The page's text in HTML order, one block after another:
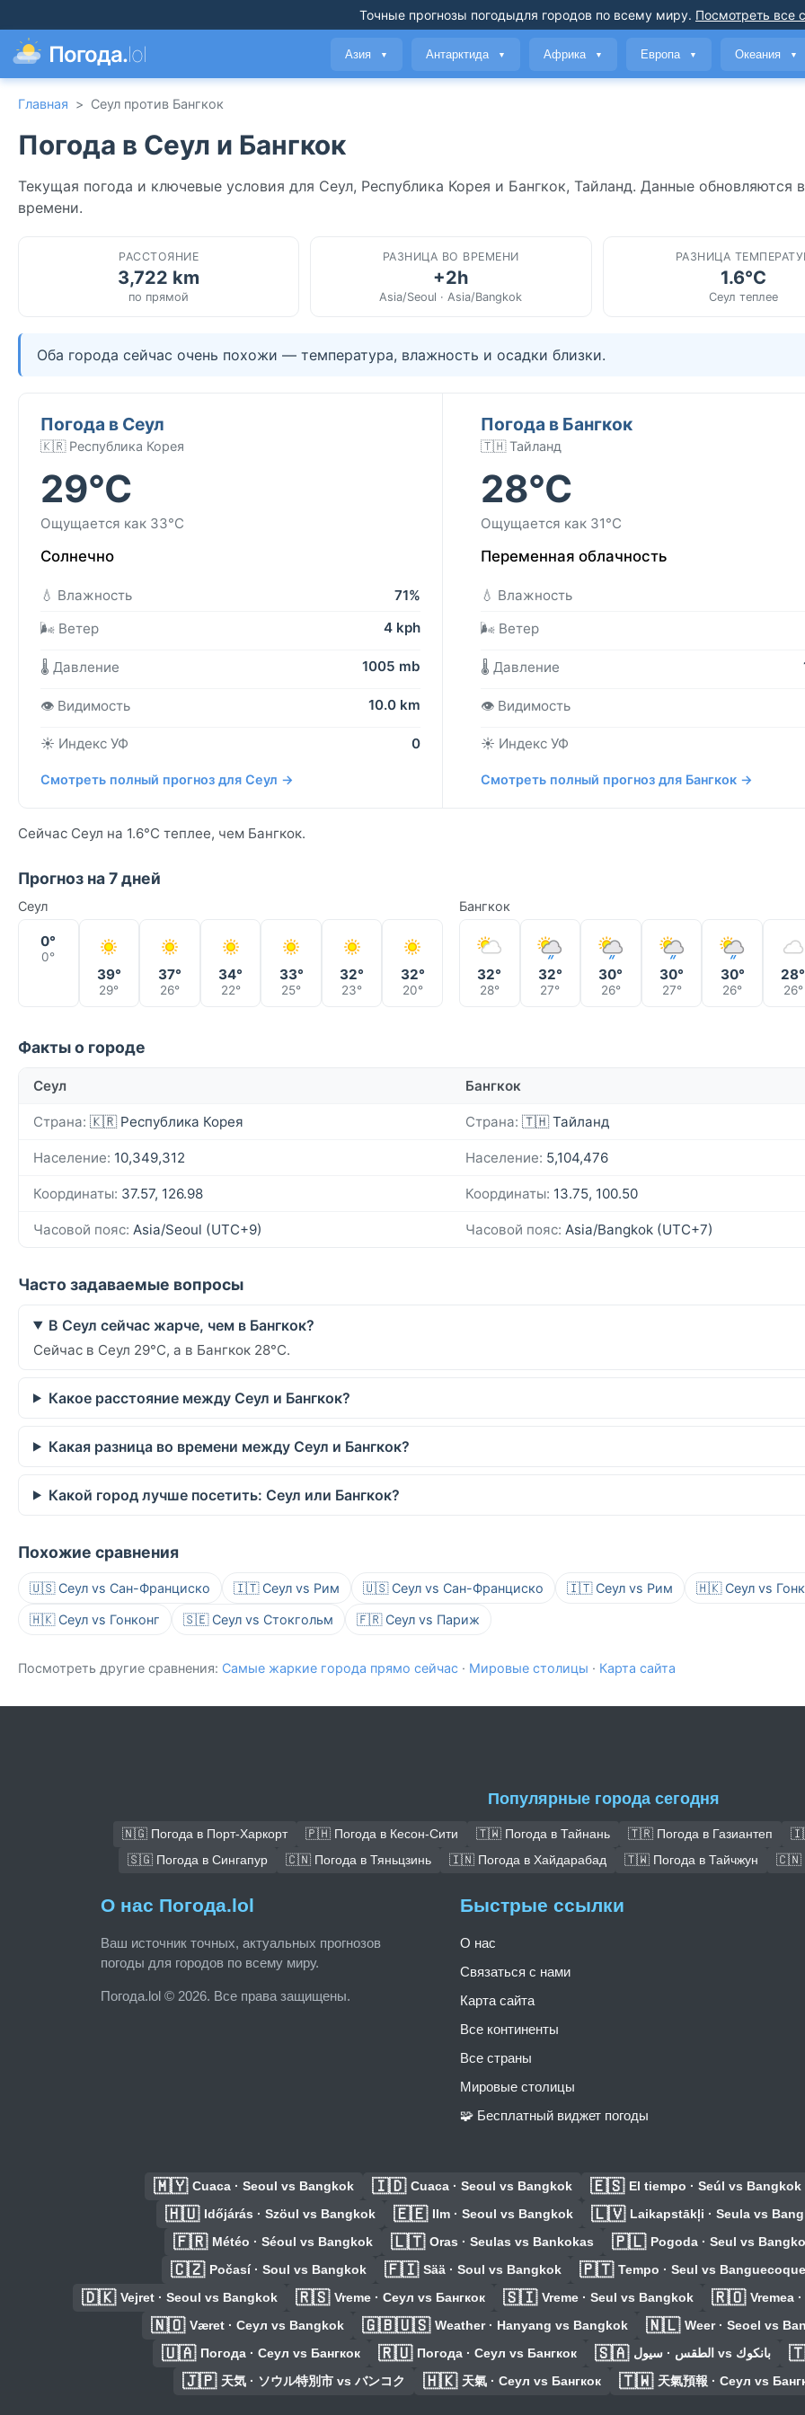
Точные прогнозы погодыдля городов по всему миру. Посмотреть все
Погода.lol Азия ▼ Антарктида ▼ Африка ▼ Европа ▼ Океания ▼
Главная > Сеул против Бангкок
Погода в Сеул и Бангкок
Текущая погода и ключевые условия для Сеул, Республика Корея и Бангкок, Тайланд. Данные обновляются
времени.
РАССТОЯНИЕ
3,722 km
по прямой
РАЗНИЦА ВО ВРЕМЕНИ
+2h
Asia/Seoul · Asia/Bangkok
РАЗНИЦА
1.6°C
Сеул теплее
Оба города сейчас очень похожи — температура, влажность и осадки близки.
Погода в Сеул
🇰🇷 Республика Корея
29°C
Ощущается как 33°C
Солнечно
💧 Влажность
71%
🌬️ Ветер
4 kph
🌡️ Давление 1005 mb
👁️ Видимость 10.0 km
☀️ Индекс УФ 0
Смотреть полный прогноз для Сеул →
Погода в Бангкок
🇹🇭 Тайланд
28°C
Ощущается как 31°C
Переменная облачность
💧 Влажность
🌬️ Ветер
🌡️ Давление
👁️ Видимость
☀️ Индекс УФ
Смотреть полный прогноз для Бангкок →
Сейчас Сеул на 1.6°C теплее, чем Бангкок.
Прогноз на 7 дней
Сеул
0°
0°
39°
29°
37°
26°
34°
22°
33°
25°
32°
23°
32°
20°
Бангкок
32°
28°
32°
27°
30°
26°
30°
27°
30°
26°
28°
26°
Факты о городе
Сеул Бангкок
Страна: 🇰🇷 Республика Корея Страна: 🇹🇭 Тайланд
Население: 10,349,312 Население: 5,104,476
Координаты: 37.57, 126.98 Координаты: 13.75, 100.50
Часовой пояс: Asia/Seoul (UTC+9) Часовой пояс: Asia/Bangkok (UTC+7)
Часто задаваемые вопросы
В Сеул сейчас жарче, чем в Бангкок?
Сейчас в Сеул 29°C, а в Бангкок 28°C.
Какое расстояние между Сеул и Бангкок?
Какая разница во времени между Сеул и Бангкок?
Какой город лучше посетить: Сеул или Бангкок?
Похожие сравнения
🇺🇸 Сеул vs Сан-Франциско 🇮🇹 Сеул vs Рим 🇺🇸 Сеул vs Сан-Франциско 🇮🇹 Сеул vs Рим 🇭🇰 Сеул vs
🇭🇰 Сеул vs Гонконг 🇸🇪 Сеул vs Стокгольм 🇫🇷 Сеул vs Париж
Посмотреть другие сравнения: Самые жаркие города прямо сейчас · Мировые столицы · Карта сайта
Популярные города сегодня
🇳🇬 Погода в Порт-Харкорт 🇵🇭 Погода в Кесон-Сити 🇹🇼 Погода в Тайнань 🇹🇷 Погода в Газиантеп
🇸🇬 Погода в Сингапур
🇨🇳 Погода в Тяньцзинь 🇮🇳 Погода в Хайдарабад 🇹🇼 Погода в Тайчжун 🇨🇳
О нас Погода.lol
Ваш источник точных, актуальных прогнозов
погоды для городов по всему миру.
Погода.lol © 2026. Все права защищены.
Быстрые ссылки
О нас
Связаться с нами
Карта сайта
Все континенты
Все страны
Мировые столицы
🧩 Бесплатный виджет погоды
🇲🇾 Cuaca · Seoul vs Bangkok 🇮🇩 Cuaca · Seoul vs Bangkok 🇪🇸 El tiempo · Seúl vs Bangkok
🇭🇺 Időjárás · Szöul vs Bangkok 🇪🇪 Ilm · Seoul vs Bangkok 🇱🇻 Laikapstākļi · Seula vs
🇫🇷 Météo · Séoul vs Bangkok 🇱🇹 Oras · Seulas vs Bankokas 🇵🇱 Pogoda · Seul vs
🇨🇿 Počasí · Soul vs Bangkok 🇫🇮 Sää · Soul vs Bangkok 🇵🇹 Tempo · Seul vs Banguecoque
🇩🇰 Vejret · Seoul vs Bangkok 🇷🇸 Vreme · Сеул vs Бангкок 🇸🇮 Vreme · Seul vs Bangkok 🇷🇴 Vremea
🇳🇴 Været · Сеул vs Bangkok 🇬🇧🇺🇸 Weather · Hanyang vs Bangkok 🇳🇱 Weer · Seoel vs
🇺🇦 Погода · Сеул vs Бангкок 🇷🇺 Погода · Сеул vs Бангкок 🇸🇦 الطقس · سيول vs بانكوك
🇯🇵 天気 · ソウル特別市 vs バンコク 🇭🇰 天氣 · Сеул vs Бангкок 🇹🇼 天氣預報 · Сеул vs